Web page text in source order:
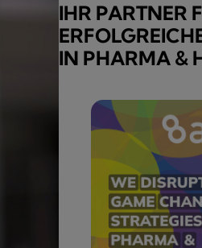
IHR PARTNER
IN PHARMA &